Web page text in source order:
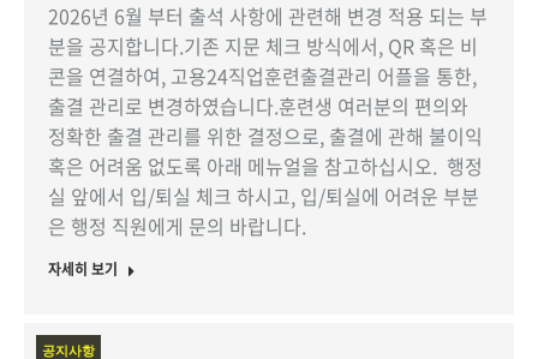
2026년 6월 부터 출석 사항에 관련해 변경 적용 되는 부
분을 공지합니다.기존 지문 체크 방식에서, QR 혹은 비
콘을 연결하여, 고용24직업훈련출결관리 어플을 통한,
출결 관리로 변경하였습니다.훈련생 여러분의 편의와
정확한 출결 관리를 위한 결정으로, 출결에 관해 불이익
혹은 어려움 없도록 아래 메뉴얼을 참고하십시오. 행정
실 앞에서 입/퇴실 체크 하시고, 입/퇴실에 어려운 부분
은 행정 직원에게 문의 바랍니다.
자세히 보기
공지사항